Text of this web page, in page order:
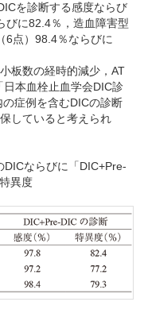
を診断する感度ならび
びに82.4％，造血障害型
6点）98.4％ならびに
板数の経時的減少，AT
本血栓止血学会DIC診
症例を含むDICの診断
していると考えられ
ならびに「DIC+Pre-
異度